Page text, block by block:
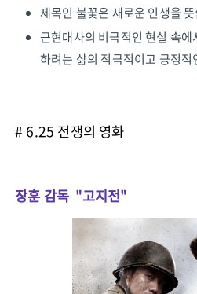
제목인 불꽃은 새로운 인생을
근현대사의 비극적인 현실 속
하려는 삶의 적극적이고 긍정
# 6.25 전쟁의 영화
장훈 감독 "고지전"